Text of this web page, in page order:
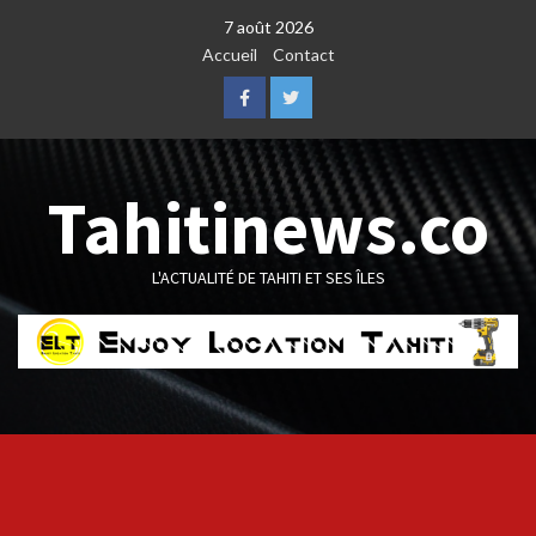
7 août 2026
Accueil
Contact
FacebookTwitter
Tahitinews.co
L'ACTUALITÉ DE TAHITI ET SES ÎLES